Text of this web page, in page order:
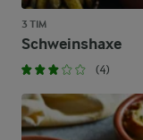
3 TIM
Schweinshaxe
(4)